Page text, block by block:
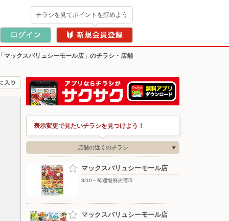
チラシを見てポイントを貯めよう
「マックスバリュシーモール店」のチラシ・店舗
表示変更で見たいチラシを見つけよう！
店舗の近くのチラシ
マックスバリュシーモール店
8/10～毎週恒例火曜市
マックスバリュシーモール店